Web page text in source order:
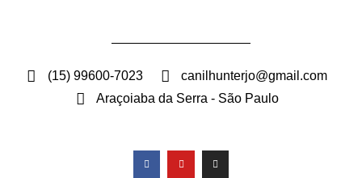
(15) 99600-7023
canilhunterjo@gmail.com
Araçoiaba da Serra - São Paulo